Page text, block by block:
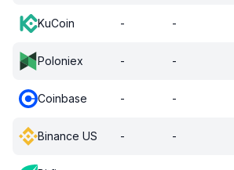
KuCoin - -
Poloniex - -
Coinbase - -
Binance US - -